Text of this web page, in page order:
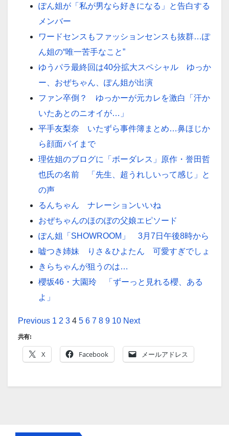
ぽん姐が「私が男なら好きになる」と告白する
メンバー
ワードセンスもファッションセンスも抜群…ぽ
ん姐の“唯一苦手なこと”
ゆうパラ最終回は40分拡大スペシャル ゆっか
ー、おぜちゃん、ぽん姐が出演
ファン卒倒？ ゆっかーが元カレを激白「汗か
いたあとのニオイが…」
平手友梨奈 いたずら事件簿まとめ…鼻ほじか
ら顔面パイまで
理佐姐のブログに「ボーダレス」原作・誉田哲
也氏の名前 「先生、超うれしいって感じ」と
の声
るんちゃん ナレーションいいね
おぜちゃんのほのぼの父娘エピソード
ぽん姐「SHOWROOM」 3月7日午後8時から
嘘つき姉妹 りさ＆ひよたん 可愛すぎでしょ
きらちゃんが狙うのは…
櫻坂46・大園玲 「ずーっと見れる櫻、ある
よ」
Previous 1 2 3 4 5 6 7 8 9 10 Next
共有:
X Facebook メールアドレス